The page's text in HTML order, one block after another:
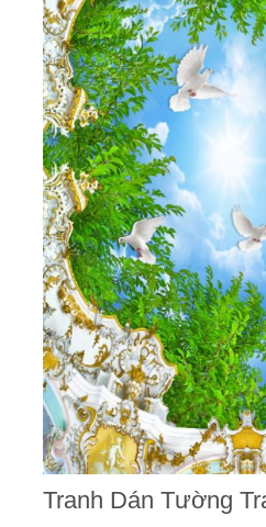
Tranh Dán Tường